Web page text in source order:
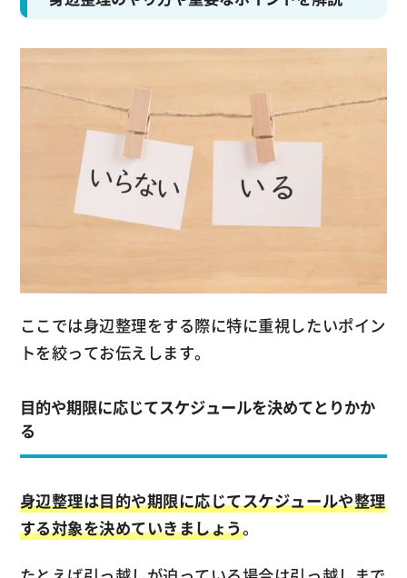
ここでは身辺整理をする際に特に重視したいポイン
トを絞ってお伝えします。
目的や期限に応じてスケジュールを決めてとりかか
る
身辺整理は目的や期限に応じてスケジュールや整理
する対象を決めていきましょう。